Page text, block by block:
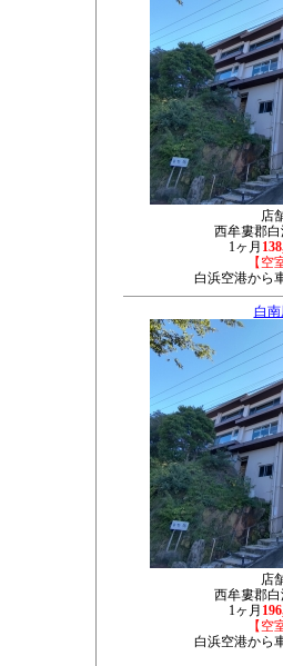
店
西牟婁郡白
1ヶ月
【空
白浜空港から
白南
店
西牟婁郡白
1ヶ月
【空
白浜空港から